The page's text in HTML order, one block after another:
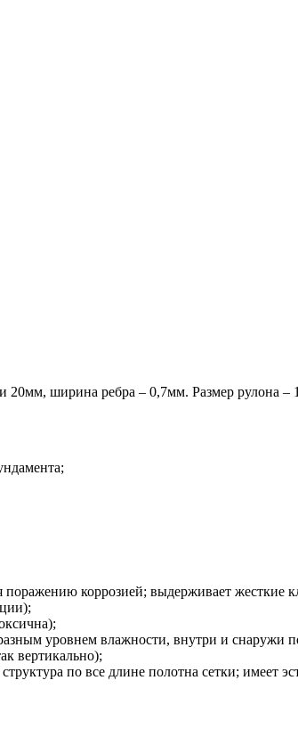
20мм, ширина ребра – 0,7мм. Размер рулона –
коррозией; выдерживает жесткие
уровнем влажности, внутри и снаружи
вертикально);
по все длине полотна сетки; имеет